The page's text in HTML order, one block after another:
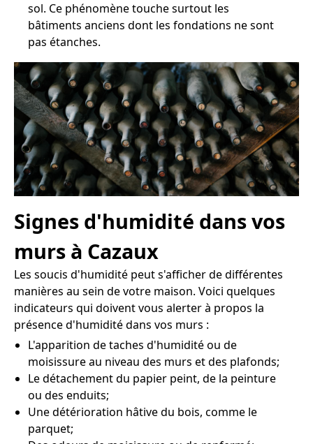
sol. Ce phénomène touche surtout les
bâtiments anciens dont les fondations ne sont
pas étanches.
Signes d'humidité dans vos
murs à Cazaux
Les soucis d'humidité peut s'afficher de différentes
manières au sein de votre maison. Voici quelques
indicateurs qui doivent vous alerter à propos la
présence d'humidité dans vos murs :
L'apparition de taches d'humidité ou de
moisissure au niveau des murs et des plafonds;
Le détachement du papier peint, de la peinture
ou des enduits;
Une détérioration hâtive du bois, comme le
parquet;